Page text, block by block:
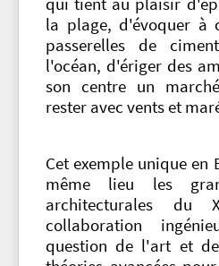
la plage, d'évoquer à
passerelles de
l'océan, d'ériger des
son centre un
rester avec vents et
Cet exemple unique en
même lieu les
architecturales du
collaboration
question de l'art et